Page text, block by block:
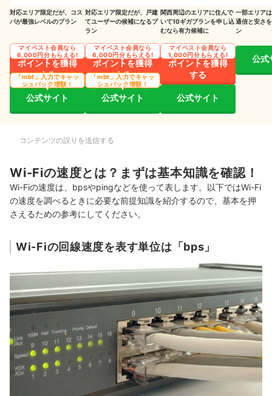
LANケーブルを高速通信に適したものにする
IPv6対応のWi-Fiルーターに買い替えるのも手
場所によって速度が違うならWi-Fi中継機を設置
どこでも快適に使用したいならメッシュWi-Fiの設置がおすすめ
Wi-Fiの速度が急に遅くなるのはなぜ？考えられる原因
パソコンやスマホが重い
使いすぎで速度制限がかかった
モデムやWi-Fiルーターの不具合
対応エリア限定だが、コス
パが最強レベルのプラン
ポイントを獲得
する
マイベスト会員なら
6,000円分もらえる!
公式サイト
「mbt」入力でキャッ
シュバック増額！
対応エリア限定だが、戸建
てユーザーの候補になるプ
ラン
ポイントを獲得
する
マイベスト会員なら
6,000円分もらえる!
公式サイト
「mbt」入力でキャッ
シュバック増額！
関西周辺のエリアに住んで
いて10ギガプランを申し込
むなら有力候補に
ポイントを獲得
する
マイベスト会員なら
1,000円分もらえる!
公式サイト
一部エリア
通信と安さ
ン
公式
コンテンツの誤りを送信する
Wi-Fiの速度とは？まずは基本知識を確認！
Wi-Fiの速度は、bpsやpingなどを使って表します。以下ではWi-Fi
の速度を調べるときに必要な前提知識を紹介するので、基本を押
さえるための参考にしてください。
Wi-Fiの回線速度を表す単位は「bps」